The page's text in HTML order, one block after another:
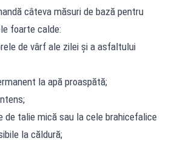
câteva măsuri de bază pentru
foarte calde:
de vârf ale zilei și a asfaltului
la apă proaspătă;
de talie mică sau la cele brahicefalice
la căldură;